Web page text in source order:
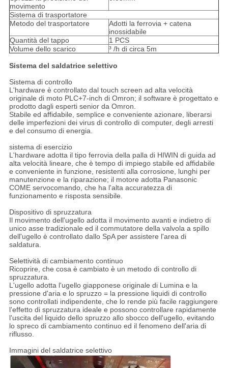
movimento
Sistema di trasportatore
Metodo del trasportatore
Adotti la ferrovia + catena
inossidabile
Quantità del tappo
1 PCS
Volume dello scarico
³ /h di circa 5m
Sistema del saldatrice selettivo
Sistema di controllo
L'hardware è controllato dal touch screen ad alta velocità
originale di moto PLC+7-inch di Omron; il software è progettato e
prodotto dagli esperti senior da Omron.
Stabile ed affidabile, semplice e conveniente azionare, liberarsi
delle imperfezioni dei virus di controllo di computer, degli arresti
e del consumo di energia.
sistema di esercizio
L'hardware adotta il tipo ferrovia della palla di HIWIN di guida ad
alta velocità lineare, che è tempo di impiego stabile ed affidabile
e conveniente in funzione, resistenti alla corrosione, lunghi per
manutenzione e la riparazione; il motore adotta Panasonic
COME servocomando, che ha l'alta accuratezza di
funzionamento e risposta sensibile.
Dispositivo di spruzzatura
Il movimento dell'ugello adotta il movimento avanti e indietro di
unico asse tradizionale ed il commutatore della valvola a spillo
dell'ugello è controllato dallo SpA per assistere l'area di
saldatura.
Selettività di cambiamento continuo
Ricoprire, che cosa è cambiato è un metodo di controllo di
spruzzatura.
L'ugello adotta l'ugello giapponese originale di Lumina e la
pressione d'aria e lo spruzzo = la pressione liquidi di controllo
sono controllati indipendente, che lo rende più facile raggiungere
l'effetto di spruzzatura ideale e possono controllare rapidamente
l'uscita del liquido dello spruzzo allo sbocco dell'ugello, evitando
lo spreco di cambiamento continuo ed il fenomeno dell'aria di
riflusso.
Immagini del saldatrice selettivo